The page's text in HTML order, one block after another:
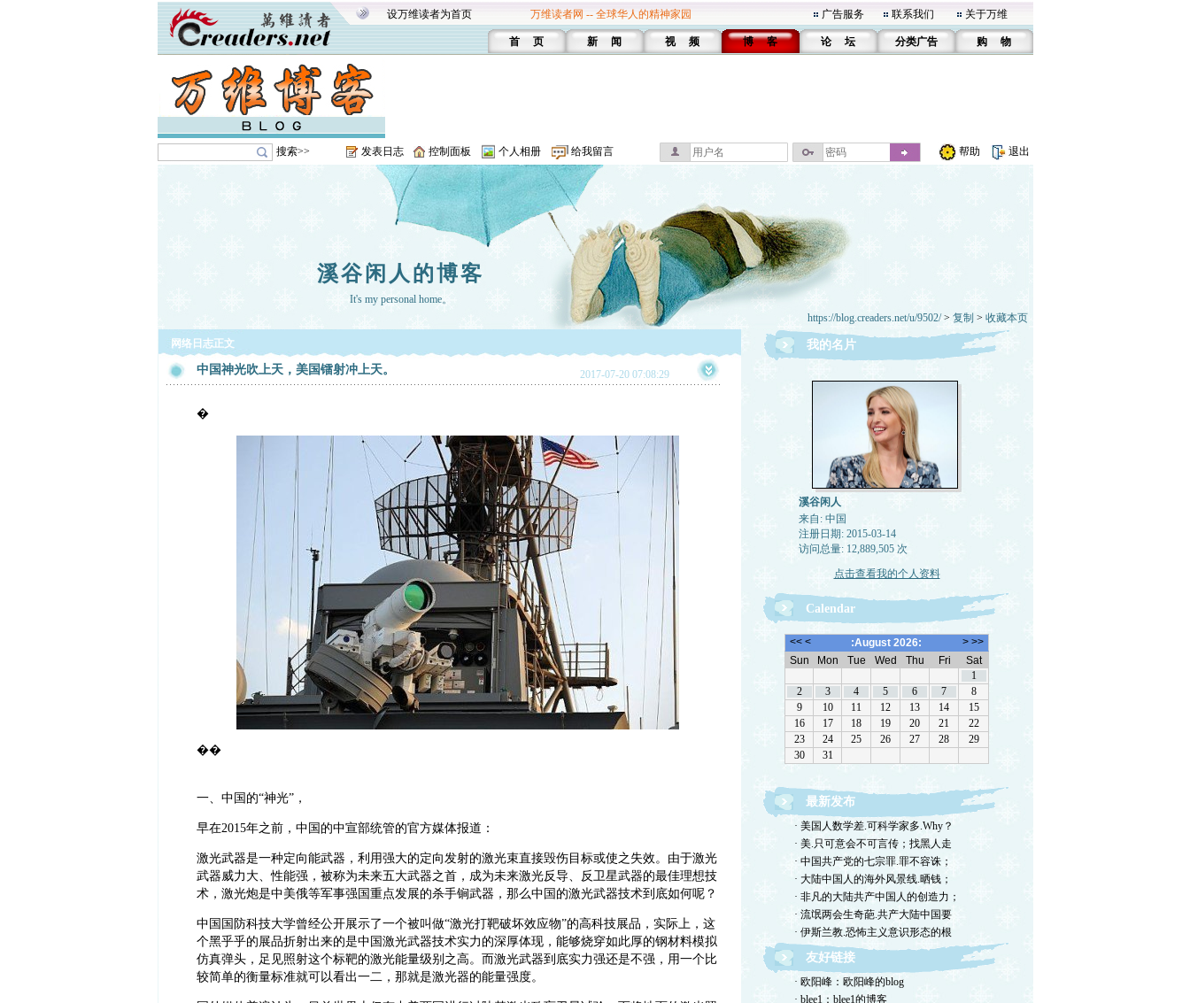
设万维读者为首页 万维读者网 -- 全球华人的精神家园 广告服务 联系我们 关于万维
首 页 新 闻 视 频 博 客 论 坛 分类广告 购 物
搜索>> 发表日志 控制面板 个人相册 给我留言 帮助 退出
溪谷闲人的博客
It's my personal home。
https://blog.creaders.net/u/9502/> 复制 > 收藏本页
网络日志正文
中国神光吹上天，美国镭射冲上天。 2017-07-20 07:08:29
�
��
一、中国的“神光”，
早在2015年之前，中国的中宣部统管的官方媒体报道：
激光武器是一种定向能武器，利用强大的定向发射的激光束直接毁伤目标或使之失效。由于激光
武器威力大、性能强，被称为未来五大武器之首，成为未来激光反导、反卫星武器的最佳理想技
术，激光炮是中美俄等军事强国重点发展的杀手锏武器，那么中国的激光武器技术到底如何呢？
中国国防科技大学曾经公开展示了一个被叫做“激光打靶破坏效应物”的高科技展品， 实际上，这
个黑乎乎的展品折射出来的是中国激光武器技术实力的深厚体现，能够烧穿如此厚的钢材料模拟
仿真弹头，足见照射这个标靶的激光能量级别之高。而激光武器到底实力强还是不强，用一个比
较简单的衡量标准就可以看出一二，那就是激光器的能量强度。
我的名片
溪谷闲人
来自: 中国
注册日期: 2015-03-14
访问总量: 12,889,505 次
点击查看我的个人资料
Calendar
最新发布
· 美国人数学差.可科学家多.Why？
· 美.只可意会不可言传；找黑人走
· 中国共产党的七宗罪.罪不容诛；
· 大陆中国人的海外风景线.晒钱；
· 非凡的大陆共产中国人的创造力；
· 流氓两会生奇葩.共产大陆中国要
· 伊斯兰教.恐怖主义意识形态的根
友好链接
· 欧阳峰：欧阳峰的blog
· blee1：blee1的博客